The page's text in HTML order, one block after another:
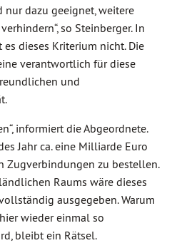
dazu geeignet, weitere
so Steinberger. In
dieses Kriterium nicht. Die
verantwortlich für diese
und
informiert die Abgeordnete.
Jahr ca. eine Milliarde Euro
Zugverbindungen zu bestellen.
Raums wäre dieses
ausgegeben. Warum
wieder einmal so
bleibt ein Rätsel.